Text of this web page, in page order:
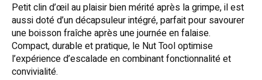
Petit clin d’œil au plaisir bien mérité après la grimpe, il est
aussi doté d’un décapsuleur intégré, parfait pour savourer
une boisson fraîche après une journée en falaise.
Compact, durable et pratique, le Nut Tool optimise
l’expérience d’escalade en combinant fonctionnalité et
convivialité.